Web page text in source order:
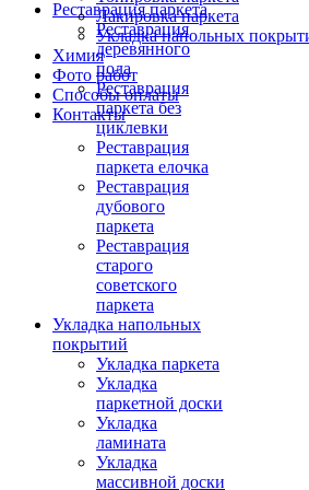
Лакировка паркета
Укладка напольных
Химия
Фото работ
Способы оплаты
Контакты
Реставрация паркета
Реставрация
деревянного
пола
Реставрация
паркета без
циклевки
Реставрация
паркета елочка
Реставрация
дубового
паркета
Реставрация
старого
советского
паркета
Укладка напольных
покрытий
Укладка паркета
Укладка
паркетной доски
Укладка
ламината
Укладка
массивной доски